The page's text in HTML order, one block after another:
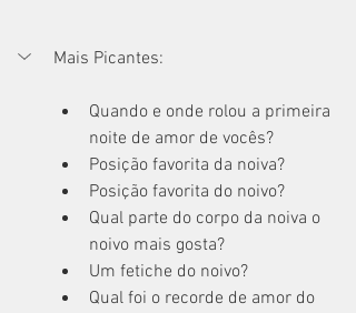
Mais Picantes:
Quando e onde rolou a primeira
noite de amor de vocês?
Posição favorita da noiva?
Posição favorita do noivo?
Qual parte do corpo da noiva o
noivo mais gosta?
Um fetiche do noivo?
Qual foi o recorde de amor do